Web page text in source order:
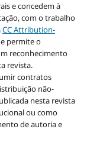
e concedem à
com o trabalho
CC Attribution-
permite o
reconhecimento
revista.
contratos
não-
nesta revista
ou como
de autoria e